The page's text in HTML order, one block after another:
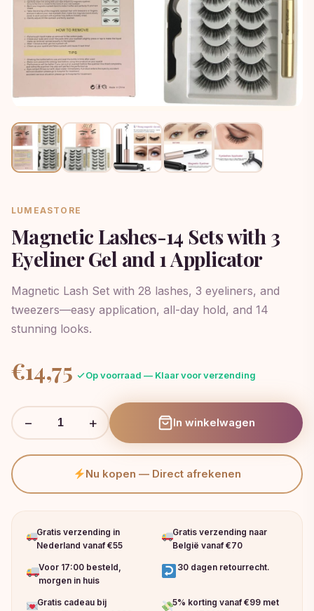
LUMEASTORE
Magnetic Lashes-14 Sets with 3
Eyeliner Gel and 1 Applicator
Magnetic Lash Set with 28 lashes, 3 eyeliners, and
tweezers—easy application, all-day hold, and 14
stunning looks.
€14,75 Op voorraad — Klaar voor verzending
− + In winkelwagen
Nu kopen — Direct afrekenen
Gratis verzending in
Nederland vanaf €55
Gratis verzending naar
België vanaf €70
Voor 17:00 besteld,
morgen in huis
30 dagen retourrecht.
Gratis cadeau bij
5% korting vanaf €99 met